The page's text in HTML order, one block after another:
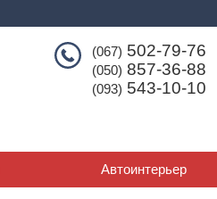
(067) 502-79-76
(050) 857-36-88
(093) 543-10-10
Автоинтерьер